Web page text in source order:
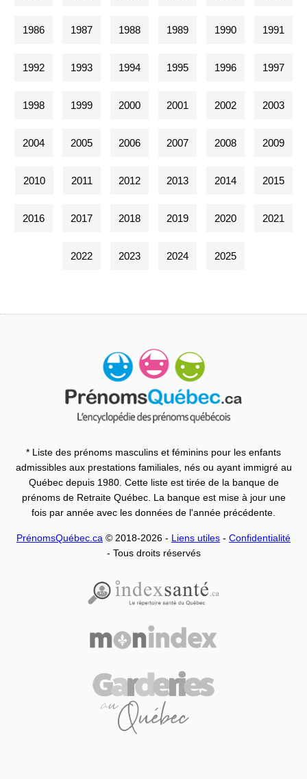
1986 1987 1988 1989 1990 1991
1992 1993 1994 1995 1996 1997
1998 1999 2000 2001 2002 2003
2004 2005 2006 2007 2008 2009
2010 2011 2012 2013 2014 2015
2016 2017 2018 2019 2020 2021
2022 2023 2024 2025
* Liste des prénoms masculins et féminins pour les enfants
admissibles aux prestations familiales, nés ou ayant immigré au
Québec depuis 1980. Cette liste est tirée de la banque de
prénoms de Retraite Québec. La banque est mise à jour une
fois par année avec les données de l'année précédente.
PrénomsQuébec.ca © 2018-2026 - Liens utiles - Confidentialité
- Tous droits réservés